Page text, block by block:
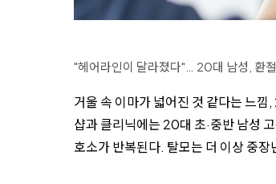
"헤어라인이 달라졌다"… 20대 남성, 환
거울 속 이마가 넓어진 것 같다는 느
샵과 클리닉에는 20대 초·중반 남성
호소가 반복된다. 탈모는 더 이상 중